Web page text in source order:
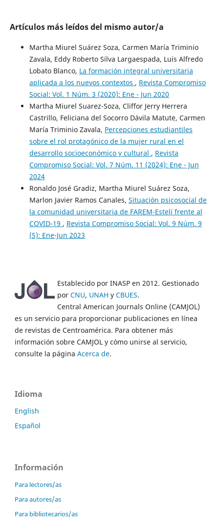
Artículos más leídos del mismo autor/a
Martha Miurel Suárez Soza, Carmen María Triminio
Zavala, Eddy Roberto Silva Largaespada, Luis Alfredo
Lobato Blanco, La formación integral universitaria
aplicada a los nuevos contextos , Revista Compromiso
Social: Vol. 1 Núm. 3 (2020): Ene - Jun 2020
Martha Miurel Suarez-Soza, Cliffor Jerry Herrera
Castrillo, Feliciana del Socorro Dávila Matute, Carmen
María Triminio Zavala, Percepciones estudiantiles
sobre el rol protagónico de la mujer rural en el
desarrollo socioeconómico y cultural , Revista
Compromiso Social: Vol. 7 Núm. 11 (2024): Ene - Jun
2024
Ronaldo José Gradiz, Martha Miurel Suárez Soza,
Marlon Javier Ramos Canales, Situación psicosocial de
la comunidad universitaria de FAREM-Estelí frente al
COVID-19 , Revista Compromiso Social: Vol. 9 Núm. 9
(5): Ene-Jun 2023
Establecido por INASP en 2012. Gestionado
por CNU, UNAH y CBUES.
Central American Journals Online (CAMJOL)
es un servicio para proporcionar publicaciones en línea
de revistas de Centroamérica. Para obtener más
información sobre CAMJOL y cómo unirse al servicio,
consulte la página Acerca de.
Idioma
English
Español
Información
Para lectores/as
Para autores/as
Para bibliotecarios/as